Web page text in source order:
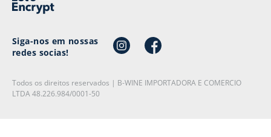
Siga-nos em nossas
redes socias!
Todos os direitos reservados | B-WINE IMPORTADORA E COMERCIO
LTDA 48.226.984/0001-50